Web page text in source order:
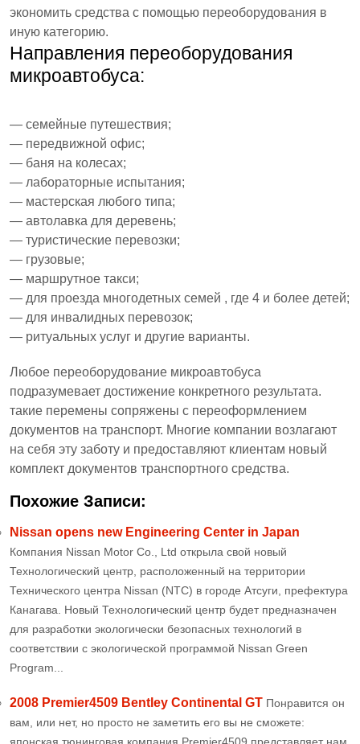
экономить средства с помощью переоборудования в
иную категорию.
Направления переоборудования
микроавтобуса:
— семейные путешествия;
— передвижной офис;
— баня на колесах;
— лабораторные испытания;
— мастерская любого типа;
— автолавка для деревень;
— туристические перевозки;
— грузовые;
— маршрутное такси;
— для проезда многодетных семей , где 4 и более детей;
— для инвалидных перевозок;
— ритуальных услуг и другие варианты.
Любое переоборудование микроавтобуса
подразумевает достижение конкретного результата.
такие перемены сопряжены с переоформлением
документов на транспорт. Многие компании возлагают
на себя эту заботу и предоставляют клиентам новый
комплект документов транспортного средства.
Похожие Записи:
Nissan opens new Engineering Center in Japan
Компания Nissan Motor Co., Ltd открыла свой новый
Технологический центр, расположенный на территории
Технического центра Nissan (NTC) в городе Атсуги, префектура
Канагава. Новый Технологический центр будет предназначен
для разработки экологически безопасных технологий в
соответствии с экологической программой Nissan Green
Program...
2008 Premier4509 Bentley Continental GT Понравится он
вам, или нет, но просто не заметить его вы не сможете: